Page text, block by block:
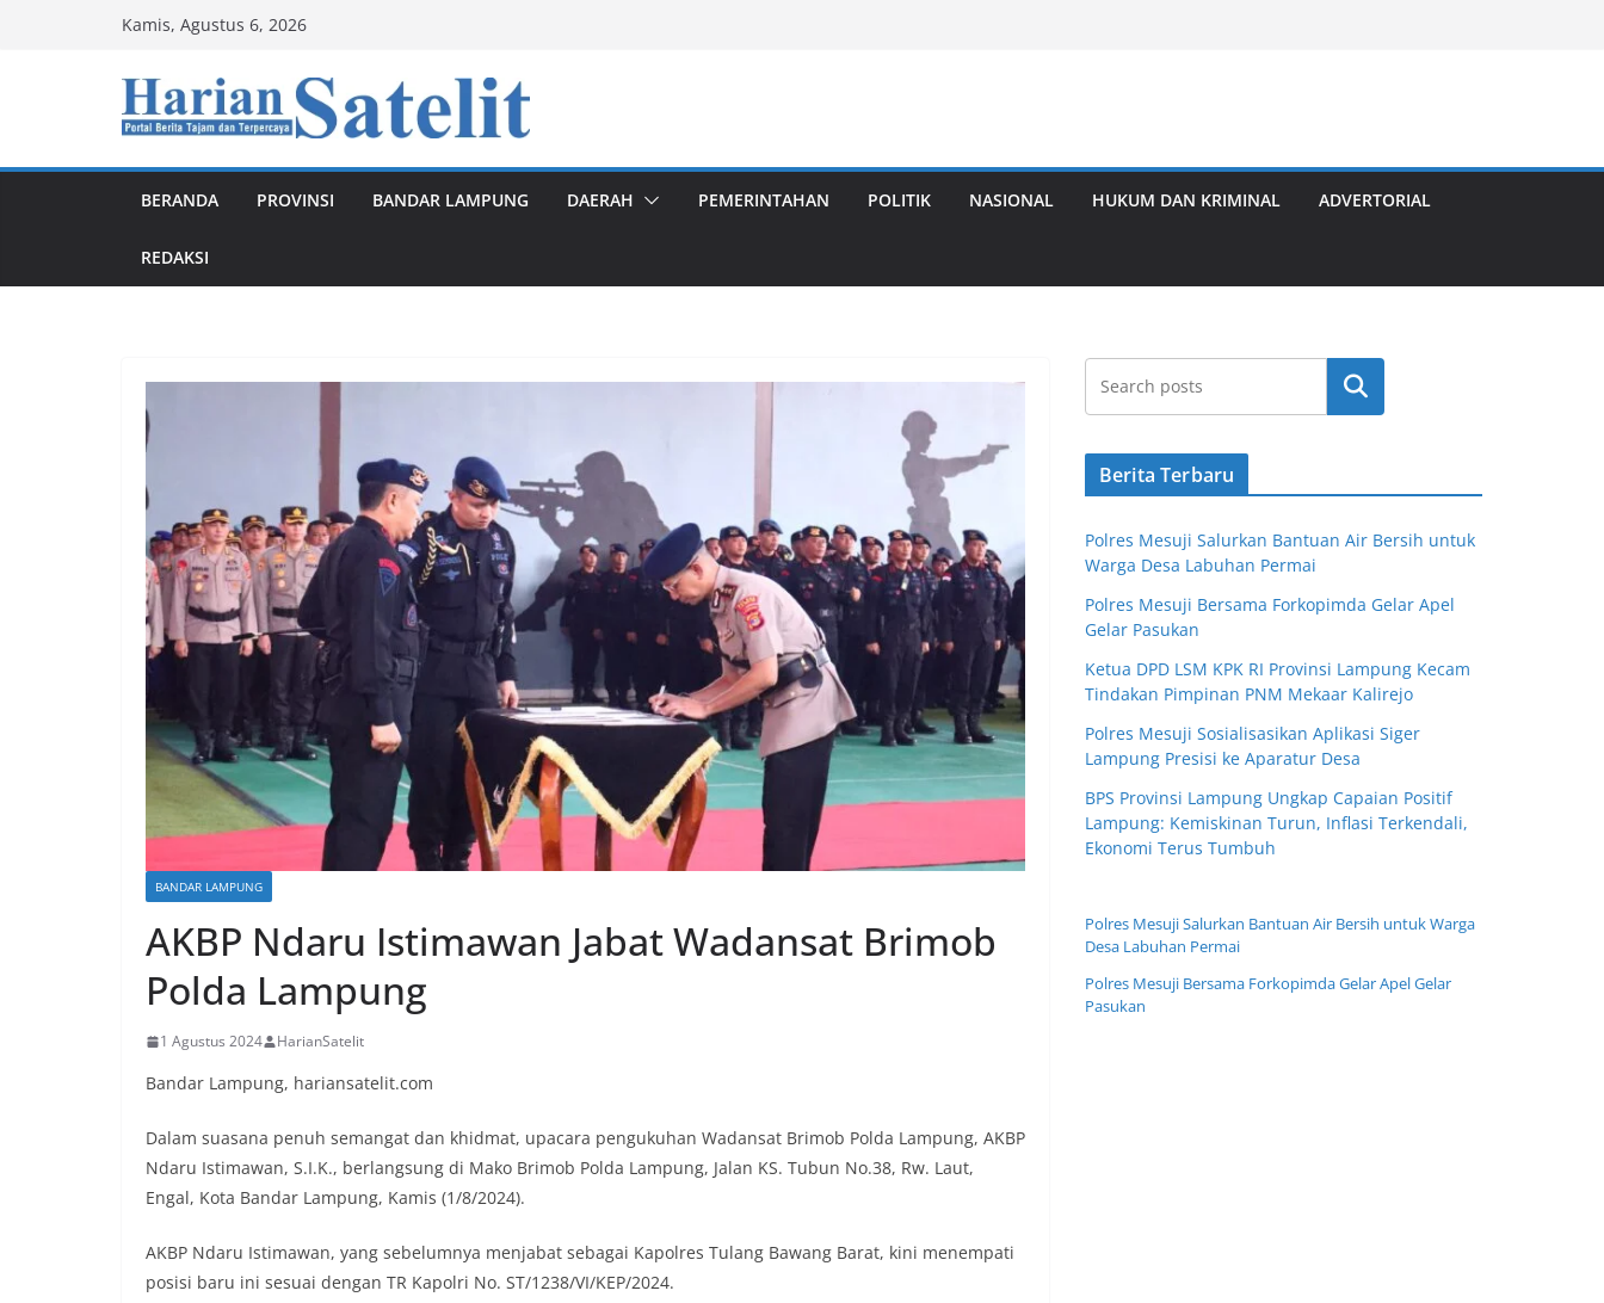
Kamis, Agustus 6, 2026
BERANDA PROVINSI BANDAR LAMPUNG DAERAH PEMERINTAHAN POLITIK NASIONAL HUKUM DAN KRIMINAL ADVERTORIAL
REDAKSI
BANDAR LAMPUNG
AKBP Ndaru Istimawan Jabat Wadansat Brimob
Polda Lampung
1 Agustus 2024 HarianSatelit
Bandar Lampung, hariansatelit.com
Dalam suasana penuh semangat dan khidmat, upacara pengukuhan Wadansat Brimob Polda Lampung, AKBP
Ndaru Istimawan, S.I.K., berlangsung di Mako Brimob Polda Lampung, Jalan KS. Tubun No.38, Rw. Laut,
Engal, Kota Bandar Lampung, Kamis (1/8/2024).
AKBP Ndaru Istimawan, yang sebelumnya menjabat sebagai Kapolres Tulang Bawang Barat, kini menempati
posisi baru ini sesuai dengan TR Kapolri No. ST/1238/VI/KEP/2024.
Cari
Berita Terbaru
Polres Mesuji Salurkan Bantuan Air Bersih untuk
Warga Desa Labuhan Permai
Polres Mesuji Bersama Forkopimda Gelar Apel
Gelar Pasukan
Ketua DPD LSM KPK RI Provinsi Lampung Kecam
Tindakan Pimpinan PNM Mekaar Kalirejo
Polres Mesuji Sosialisasikan Aplikasi Siger
Lampung Presisi ke Aparatur Desa
BPS Provinsi Lampung Ungkap Capaian Positif
Lampung: Kemiskinan Turun, Inflasi Terkendali,
Ekonomi Terus Tumbuh
Polres Mesuji Salurkan Bantuan Air Bersih untuk Warga
Desa Labuhan Permai
Polres Mesuji Bersama Forkopimda Gelar Apel Gelar
Pasukan